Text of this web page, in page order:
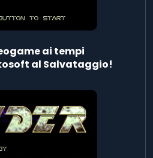
ai tempi
al Salvataggio!